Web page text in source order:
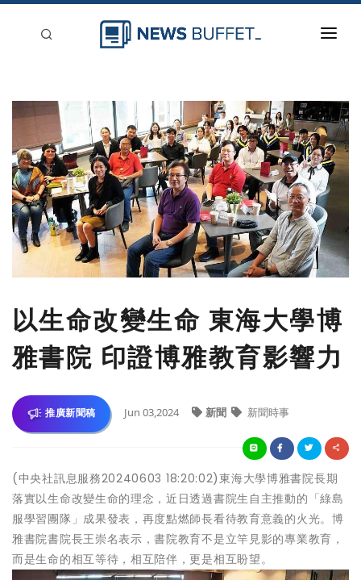
新聞稿分類
登入
刊登
以生命改變生命 東海大學博
雅書院 印證博雅教育影響力
推廣新聞稿 Jun 03,2024 新聞 新聞時事
(中央社訊息服務20240603 18:20:02)東海大學博雅書院長期
落實以生命改變生命的理念，近日透過書院生自主推動的「綠島
服學習團隊」成果發表，再度點燃師長看待教育意義的火光。博
雅書院書院長王崇名表示，書院教育不是立竿見影的專業教育，
而是生命的相互等待，相互陪伴，更是相互盼望。